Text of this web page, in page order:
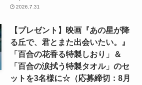
2026.7.31
【プレゼント】映画『あの星が降
る丘で、君とまた出会いたい。』
「百合の花香る特製しおり」＆
「百合の涙拭う特製タオル」のセ
ットを3名様に☆（応募締切：8月